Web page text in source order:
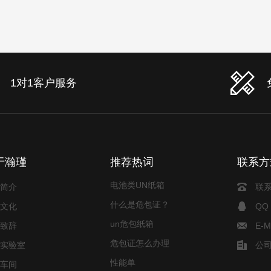
1对1客户服务
瀚瑾
介
化
辞
验室
间
推荐热词
什么是危包证？
un危包纸箱
危包证怎么办理
性能单
联系
联
QQ
E-
公